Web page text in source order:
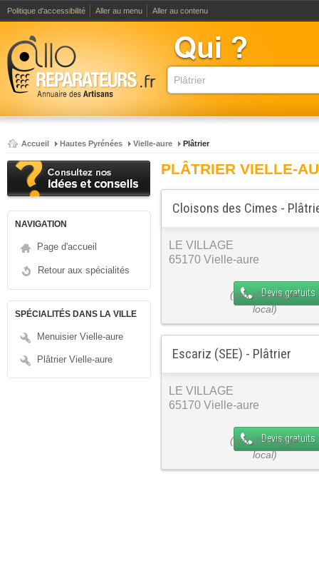
Politique d'accessibilité Aller au menu Aller au contenu
Accueil Hautes Pyrénées Vielle-aure Plâtrier
NAVIGATION
Page d'accueil
Retour aux spécialités
SPÉCIALITÉS DANS LA VILLE
Menuisier Vielle-aure
Plâtrier Vielle-aure
PLÂTRIER VIELLE-
Cloisons des Cimes -
LE VILLAGE
65170 Vielle-aure
Devis gratuits
Escariz (SEE) - Plâtrier
LE VILLAGE
65170 Vielle-aure
Devis gratuits